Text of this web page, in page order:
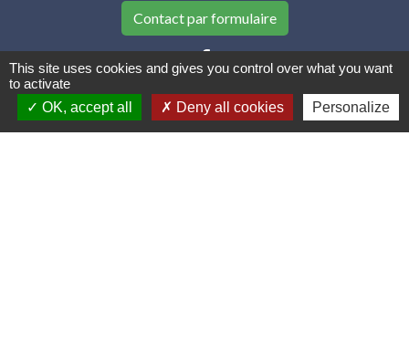
Contact par formulaire
Liens utiles
This site uses cookies and gives you control over what you want
to activate
OK, accept all
Deny all cookies Personalize